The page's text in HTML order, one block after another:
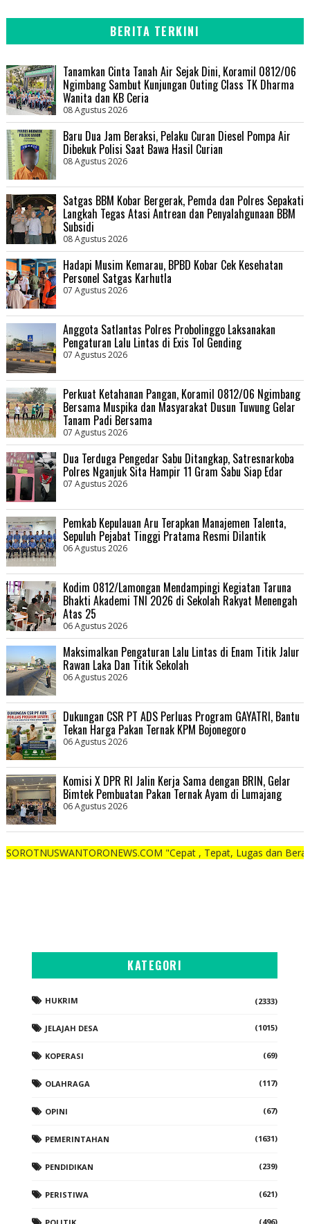
BERITA TERKINI
Tanamkan Cinta Tanah Air Sejak Dini, Koramil 0812/06
Ngimbang Sambut Kunjungan Outing Class TK Dharma
Wanita dan KB Ceria
08 Agustus 2026
Baru Dua Jam Beraksi, Pelaku Curan Diesel Pompa Air
Dibekuk Polisi Saat Bawa Hasil Curian
08 Agustus 2026
Satgas BBM Kobar Bergerak, Pemda dan Polres Sepakati
Langkah Tegas Atasi Antrean dan Penyalahgunaan BBM
Subsidi
08 Agustus 2026
Hadapi Musim Kemarau, BPBD Kobar Cek Kesehatan
Personel Satgas Karhutla
07 Agustus 2026
Anggota Satlantas Polres Probolinggo Laksanakan
Pengaturan Lalu Lintas di Exis Tol Gending
07 Agustus 2026
Perkuat Ketahanan Pangan, Koramil 0812/06 Ngimbang
Bersama Muspika dan Masyarakat Dusun Tuwung Gelar
Tanam Padi Bersama
07 Agustus 2026
Dua Terduga Pengedar Sabu Ditangkap, Satresnarkoba
Polres Nganjuk Sita Hampir 11 Gram Sabu Siap Edar
07 Agustus 2026
Pemkab Kepulauan Aru Terapkan Manajemen Talenta,
Sepuluh Pejabat Tinggi Pratama Resmi Dilantik
06 Agustus 2026
Kodim 0812/Lamongan Mendampingi Kegiatan Taruna
Bhakti Akademi TNI 2026 di Sekolah Rakyat Menengah
Atas 25
06 Agustus 2026
Maksimalkan Pengaturan Lalu Lintas di Enam Titik Jalur
Rawan Laka Dan Titik Sekolah
06 Agustus 2026
Dukungan CSR PT ADS Perluas Program GAYATRI, Bantu
Tekan Harga Pakan Ternak KPM Bojonegoro
06 Agustus 2026
Komisi X DPR RI Jalin Kerja Sama dengan BRIN, Gelar
Bimtek Pembuatan Pakan Ternak Ayam di Lumajang
06 Agustus 2026
"Cepat , Tepat, Lugas dan Berani"
KATEGORI
HUKRIM (2333)
JELAJAH DESA (1015)
KOPERASI (69)
OLAHRAGA (117)
OPINI (67)
PEMERINTAHAN (1631)
PENDIDIKAN (239)
PERISTIWA (621)
(496)